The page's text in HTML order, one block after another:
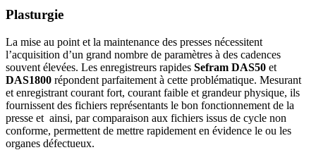
Plasturgie
La mise au point et la maintenance des presses nécessitent
l’acquisition d’un grand nombre de paramètres à des cadences
souvent élevées. Les enregistreurs rapides Sefram DAS50 et
DAS1800 répondent parfaitement à cette problématique. Mesurant
et enregistrant courant fort, courant faible et grandeur physique, ils
fournissent des fichiers représentants le bon fonctionnement de la
presse et ainsi, par comparaison aux fichiers issus de cycle non
conforme, permettent de mettre rapidement en évidence le ou les
organes défectueux.